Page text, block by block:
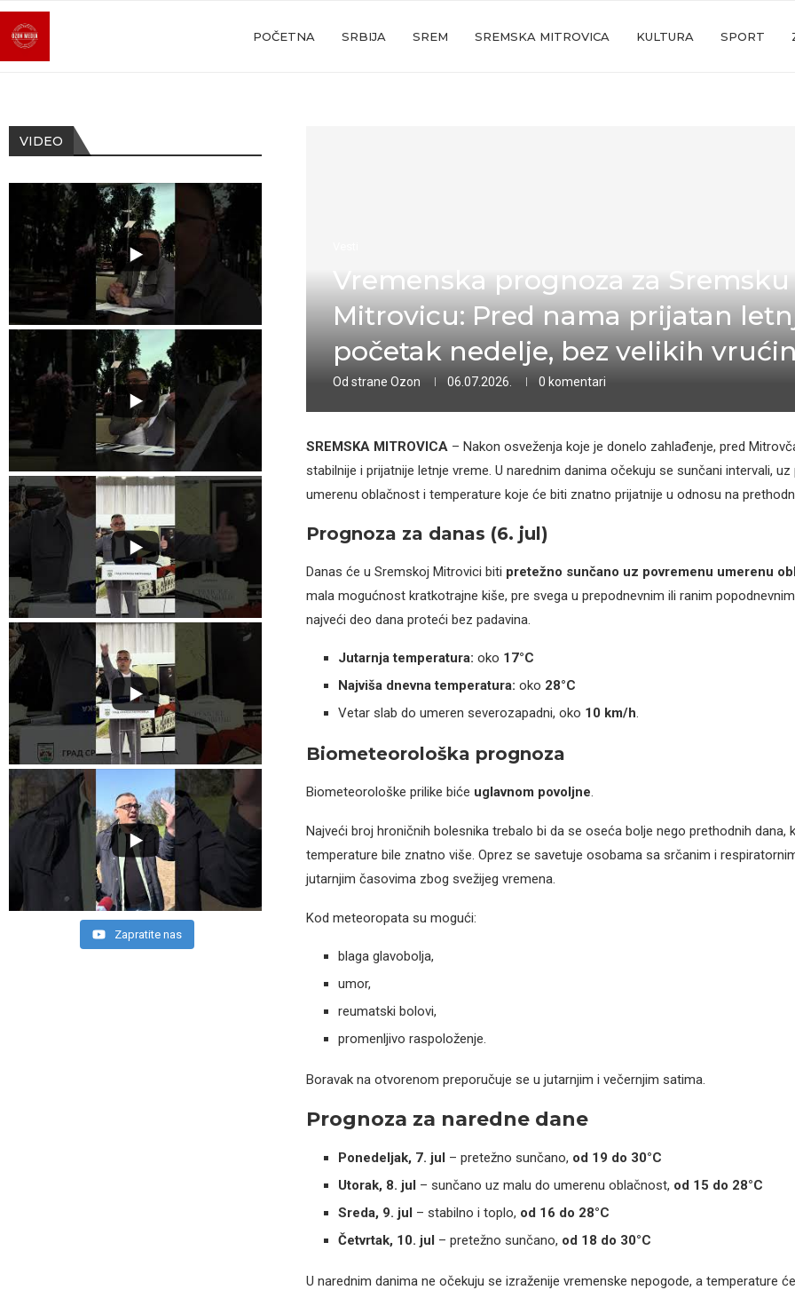
POČETNA SRBIJA SREM SREMSKA MITROVICA KULTURA SPORT
Vremenska prognoza za Sremsku
Mitrovicu: Pred nama prijatan
početak nedelje, bez velikih
Od strane Ozon 06.07.2026. 0 komentari
SREMSKA MITROVICA– Nakon osveženja koje je donelo zahlađenje, pred
stabilnije i prijatnije letnje vreme. U narednim danima očekuju se sunčani intervali, uz
umerenu oblačnost i temperature koje će biti znatno prijatnije u odnosu na
Prognoza za danas (6. jul)
Danas će u Sremskoj Mitrovici biti pretežno sunčano uz povremenu umerenu
mala mogućnost kratkotrajne kiše, pre svega u prepodnevnim ili ranim
najveći deo dana proteći bez padavina.
Jutarnja temperatura: oko 17°C
Najviša dnevna temperatura: oko 28°C
Vetar slab do umeren severozapadni, oko 10 km/h.
Biometeorološka prognoza
Biometeorološke prilike biće uglavnom povoljne.
Najveći broj hroničnih bolesnika trebalo bi da se oseća bolje nego prethodnih dana,
temperature bile znatno više. Oprez se savetuje osobama sa srčanim i
jutarnjim časovima zbog svežijeg vremena.
Kod meteoropata su mogući:
blaga glavobolja,
umor,
reumatski bolovi,
promenljivo raspoloženje.
Boravak na otvorenom preporučuje se u jutarnjim i večernjim satima.
Prognoza za naredne dane
Ponedeljak, 7. jul – pretežno sunčano, od 19 do 30°C
Utorak, 8. jul – sunčano uz malu do umerenu oblačnost, od 15 do 28°C
Sreda, 9. jul – stabilno i toplo, od 16 do 28°C
Četvrtak, 10. jul – pretežno sunčano, od 18 do 30°C
U narednim danima ne očekuju se izraženije vremenske nepogode, a temperature
VIDEO
Zapratite nas